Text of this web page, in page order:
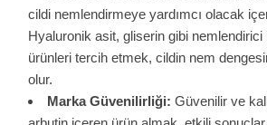
cildi nemlendirmeye yardımcı olacak
Hyaluronik asit, gliserin gibi
ürünleri tercih etmek, cildin nem
olur.
Marka Güvenilirliği: Güvenilir ve